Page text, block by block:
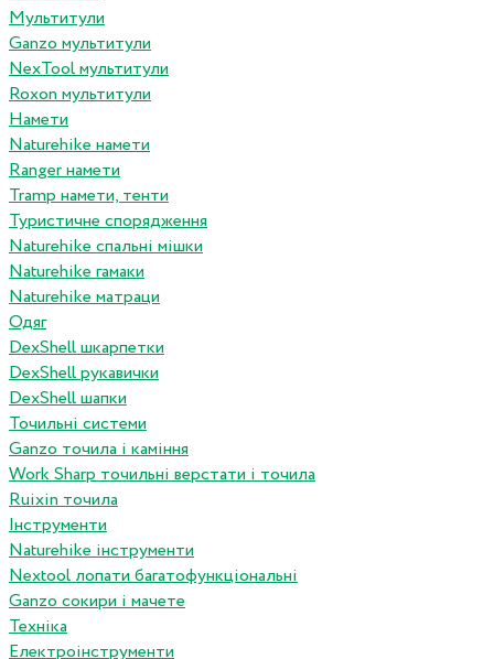
Мультитули
Ganzo мультитули
NexTool мультитули
Roxon мультитули
Намети
Naturehike намети
Ranger намети
Tramp намети, тенти
Туристичне спорядження
Naturehike спальні мішки
Naturehike гамаки
Naturehike матраци
Одяг
DexShell шкарпетки
DexShell рукавички
DexShell шапки
Точильні системи
Ganzo точила і каміння
Work Sharp точильні верстати і точила
Ruixin точила
Інструменти
Naturehike інструменти
Nextool лопати багатофункціональні
Ganzo сокири і мачете
Техніка
Електроінструменти